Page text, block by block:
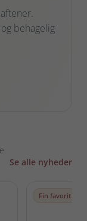
behagelig
Se alle nyheder
Fin favorit